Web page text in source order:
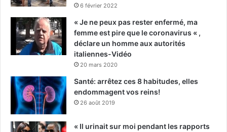
6 février 2022
« Je ne peux pas rester enfermé, ma
femme est pire que le coronavirus « ,
déclare un homme aux autorités
italiennes-Vidéo
20 mars 2020
Santé: arrêtez ces 8 habitudes, elles
endommagent vos reins!
26 août 2019
« Il urinait sur moi pendant les rapports